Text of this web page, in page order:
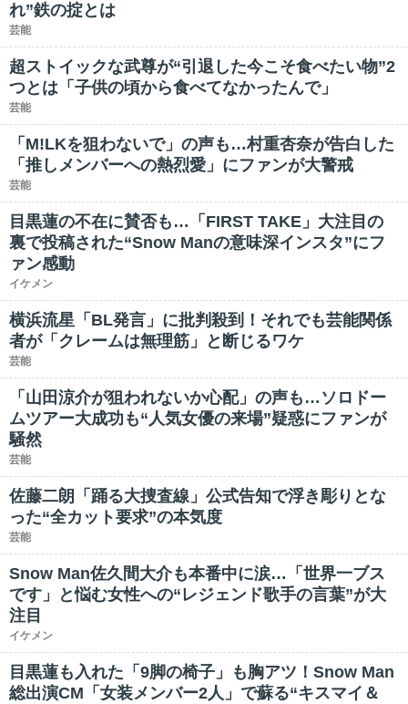
れ”鉄の掟とは
芸能
超ストイックな武尊が“引退した今こそ食べたい物”2
つとは「子供の頃から食べてなかったんで」
芸能
「M!LKを狙わないで」の声も…村重杏奈が告白した
「推しメンバーへの熱烈愛」にファンが大警戒
芸能
目黒蓮の不在に賛否も…「FIRST TAKE」大注目の
裏で投稿された“Snow Manの意味深インスタ”にフ
ァン感動
イケメン
横浜流星「BL発言」に批判殺到！それでも芸能関係
者が「クレームは無理筋」と断じるワケ
芸能
「山田涼介が狙われないか心配」の声も…ソロドー
ムツアー大成功も“人気女優の来場”疑惑にファンが
騒然
芸能
佐藤二朗「踊る大捜査線」公式告知で浮き彫りとな
った“全カット要求”の本気度
芸能
Snow Man佐久間大介も本番中に涙…「世界一ブス
です」と悩む女性への“レジェンド歌手の言葉”が大
注目
イケメン
目黒蓮も入れた「9脚の椅子」も胸アツ！Snow Man
総出演CM「女装メンバー2人」で蘇る“キスマイ＆